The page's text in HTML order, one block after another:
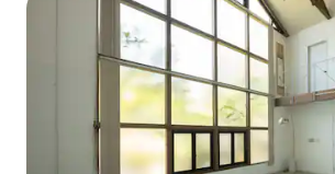
[Speciaal zomerplezier] In de zomer kan
het zwembad op verzoek van tevoren
worden voorbereid.Naast de shaved ice-
ervaring gemaakt met Sagami-
diepwaterblokijs, kun je ook genieten
van het splijten van watermeloenen en
handvuurwerk. Je mag je eigen spullen